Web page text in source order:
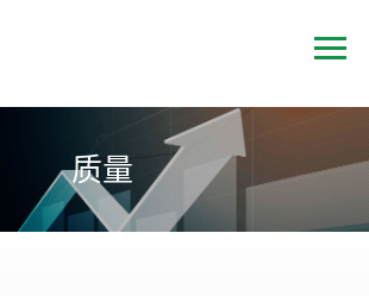
质量